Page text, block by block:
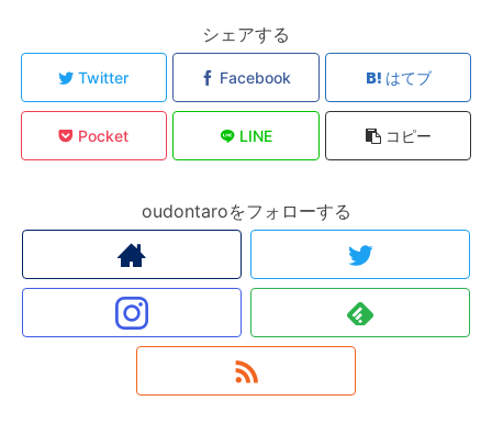
シェアする
Twitter Facebook はてブ
Pocket LINE コピー
oudontaroをフォローする